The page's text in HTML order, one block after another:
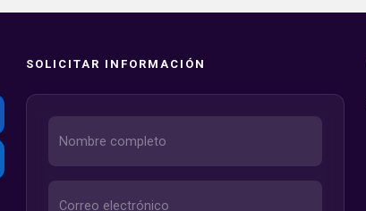
SOLICITAR INFORMACIÓN